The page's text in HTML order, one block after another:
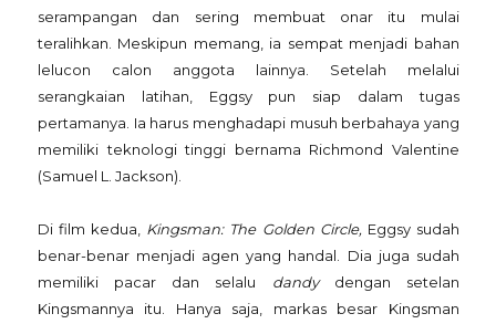
serampangan dan sering membuat onar itu mulai
teralihkan. Meskipun memang, ia sempat menjadi bahan
lelucon calon anggota lainnya. Setelah melalui
serangkaian latihan, Eggsy pun siap dalam tugas
pertamanya. Ia harus menghadapi musuh berbahaya yang
memiliki teknologi tinggi bernama Richmond Valentine
(Samuel L. Jackson).
Di film kedua, Kingsman: The Golden Circle, Eggsy sudah
benar-benar menjadi agen yang handal. Dia juga sudah
memiliki pacar dan selalu dandydengan setelan
Kingsmannya itu. Hanya saja, markas besar Kingsman